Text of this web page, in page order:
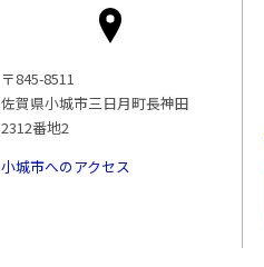
〒845-8511
佐賀県小城市三日月町長神田
2312番地2
小城市へのアクセス